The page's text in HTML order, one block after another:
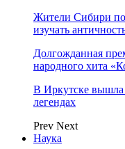
Жители Сибири
изучать
Долгожданная
народного хита
В Иркутске вышла
легендах
Prev Next
Наука